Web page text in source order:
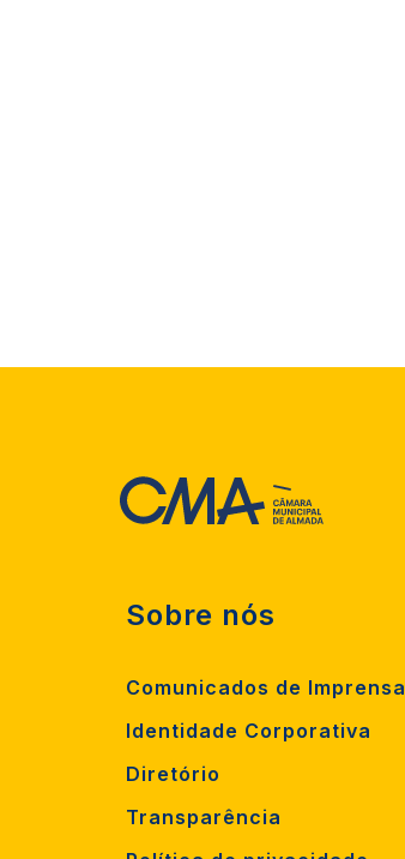
Sobre nós
Comunicados de Imprensa
Identidade Corporativa
Diretório
Transparência